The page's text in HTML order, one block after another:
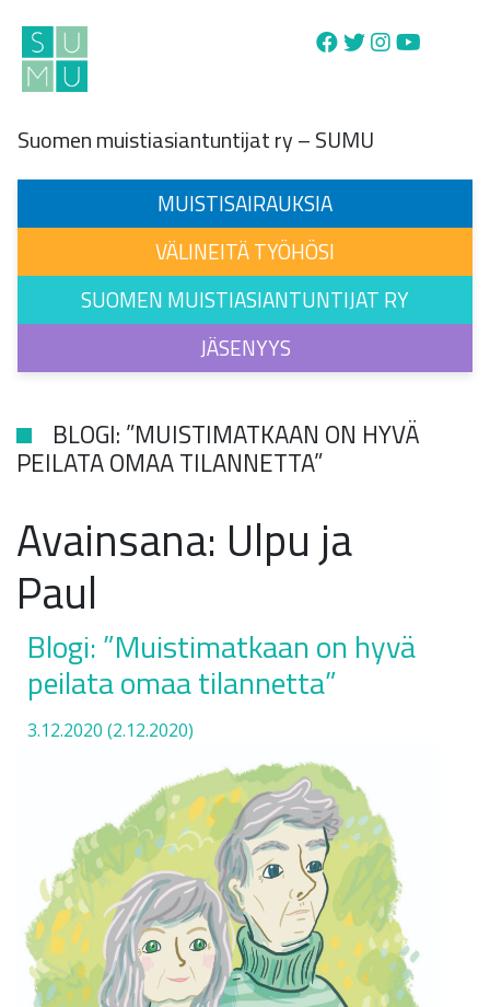
Main Navigation
Suomen muistiasiantuntijat ry – SUMU
MUISTISAIRAUKSIA
VÄLINEITÄ TYÖHÖSI
SUOMEN MUISTIASIANTUNTIJAT RY
JÄSENYYS
BLOGI: ”MUISTIMATKAAN ON HYVÄ
PEILATA OMAA TILANNETTA”
Avainsana: Ulpu ja
Paul
Blogi: ”Muistimatkaan on hyvä
peilata omaa tilannetta”
3.12.2020 (2.12.2020)